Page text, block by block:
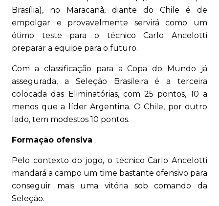
Brasília), no Maracanã, diante do Chile é de
empolgar e provavelmente servirá como um
ótimo teste para o técnico Carlo Ancelotti
preparar a equipe para o futuro.
Com a classificação para a Copa do Mundo já
assegurada, a Seleção Brasileira é a terceira
colocada das Eliminatórias, com 25 pontos, 10 a
menos que a líder Argentina. O Chile, por outro
lado, tem modestos 10 pontos.
Formação ofensiva
Pelo contexto do jogo, o técnico Carlo Ancelotti
mandará a campo um time bastante ofensivo para
conseguir mais uma vitória sob comando da
Seleção.